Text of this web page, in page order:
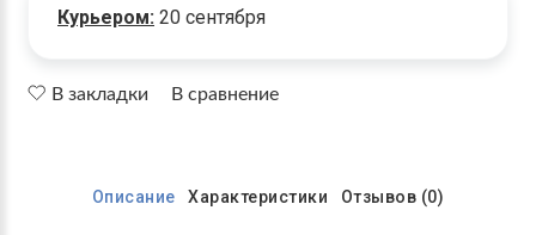
Курьером: 20 сентября
В закладки В сравнение
Описание Характеристики Отзывов (0)